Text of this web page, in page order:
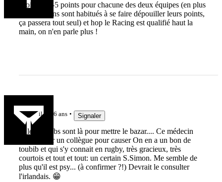
Moi je dis -5 points pour chacune des deux équipes (en plus
les Sarracens sont habitués à se faire dépouiller leurs points,
ça passera tout seul) et hop le Racing est qualifié haut la
main, on n'en parle plus !
il y a 6 ans Signaler
Si les toubibs sont là pour mettre le bazar.... Ce médecin
devrait voir un collègue pour causer On en a un bon de
toubib et qui s'y connait en rugby, très gracieux, très
courtois et tout et tout: un certain S.Simon. Me semble de
plus qu'il est psy... (à confirmer ?!) Devrait le consulter
l'irlandais. 😁